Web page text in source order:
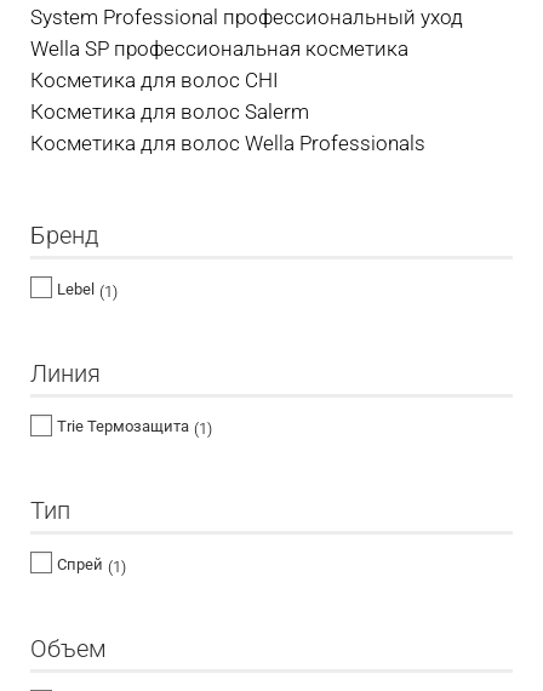
System Professional профессиональный уход
Wella SP профессиональная косметика
Косметика для волос CHI
Косметика для волос Salerm
Косметика для волос Wella Professionals
Бренд
Lebel (1)
Линия
Trie Термозащита (1)
Тип
Спрей (1)
Объем